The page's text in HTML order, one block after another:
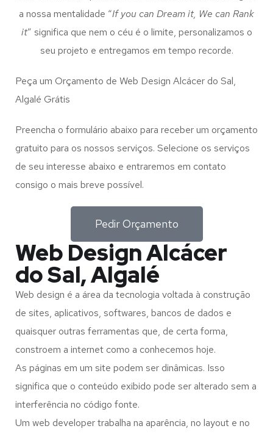
a nossa mentalidade “If you can Dream it, We can Rank
it” significa que nem o céu é o limite, personalizamos o
seu projeto e entregamos em tempo recorde.
Peça um Orçamento de Web Design Alcácer do Sal,
Algalé Grátis
Preencha o formulário abaixo para receber um orçamento
gratuito para os nossos serviços. Selecione os serviços
de seu interesse abaixo e entraremos em contato
consigo o mais breve possível.
Pedir Orçamento
Web Design Alcácer
do Sal, Algalé
Web design é a área da tecnologia voltada à construção
de sites, aplicativos, softwares, bancos de dados e
quaisquer outras ferramentas que, de certa forma,
constroem a internet como a conhecemos hoje.
As páginas em um site podem ser dinâmicas. Isso
significa que o conteúdo exibido pode ser alterado sem a
interferência no código fonte.
Um web developer trabalha na aparência, no layout e no